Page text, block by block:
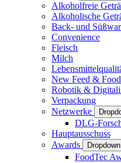
Alkoholfreie
Alkoholische
Back- und
Convenience
Fleisch
Milch
New Feed & Food
Robotik &
Verpackung
Netzwerke
DLG-
Hauptausschuss
Awards
FoodTec